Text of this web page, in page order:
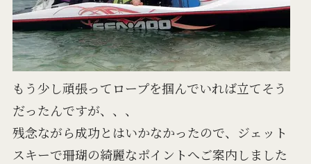
もう少し頑張ってロープを掴んでいれば立てそう
だったんですが、、、
残念ながら成功とはいかなかったので、ジェット
スキーで珊瑚の綺麗なポイントへご案内しました